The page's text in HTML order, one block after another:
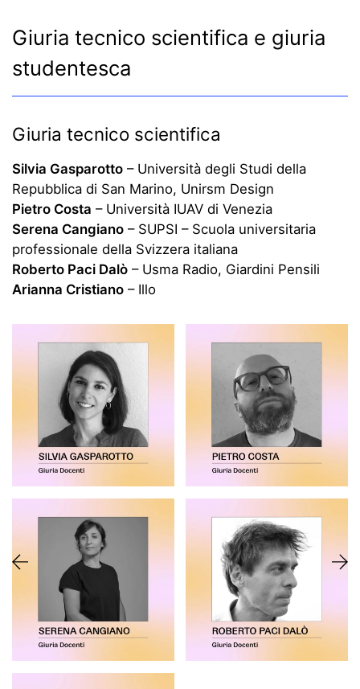
Giuria tecnico scientifica e giuria
studentesca
Giuria tecnico scientifica
Silvia Gasparotto – Università degli Studi della
Repubblica di San Marino, Unirsm Design
Pietro Costa – Università IUAV di Venezia
Serena Cangiano – SUPSI – Scuola universitaria
professionale della Svizzera italiana
Roberto Paci Dalò – Usma Radio, Giardini Pensili
Arianna Cristiano – Illo